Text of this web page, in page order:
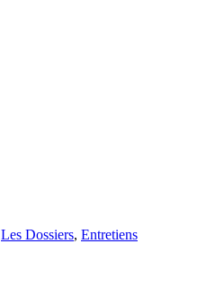
Les Dossiers, Entretiens